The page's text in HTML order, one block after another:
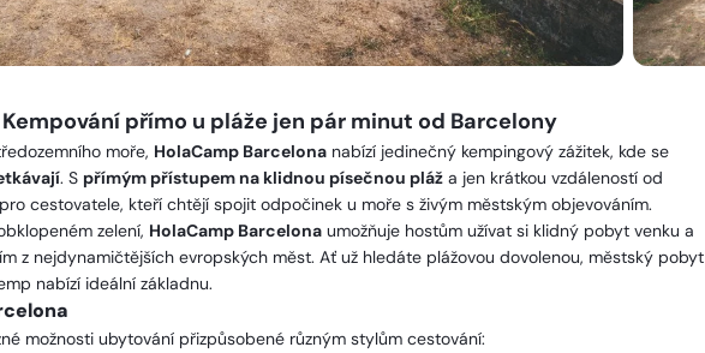
Kempování přímo u pláže jen pár minut od Barcelony
moře, HolaCamp Barcelona nabízí jedinečný kempingový zážitek, kde se
. S přímým přístupem na klidnou písečnou pláž a jen krátkou vzdáleností od
cestovatele, kteří chtějí spojit odpočinek u moře s živým městským objevováním.
zelení, HolaCamp Barcelona umožňuje hostům užívat si klidný pobyt venku a
z nejdynamičtějších evropských měst. Ať už hledáte plážovou dovolenou, městský pobyt
nabízí ideální základnu.
možnosti ubytování přizpůsobené různým stylům cestování: